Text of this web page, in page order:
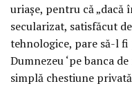
uriaşe, pentru că
secularizat, satisfăcut
tehnologice, pare să-l
Dumnezeu ‘pe banca
simplă chestiune